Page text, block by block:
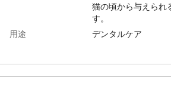
猫の頃から与えられ
す。
用途
デンタルケア